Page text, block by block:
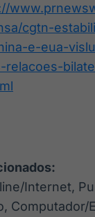
cgtn-
e-eua-
relacoes-
Internet,
Computador/